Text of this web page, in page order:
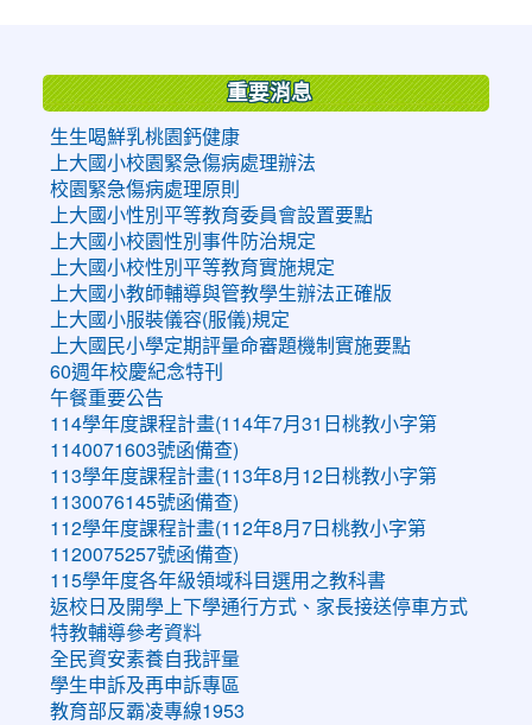
重要消息
生生喝鮮乳桃園鈣健康
上大國小校園緊急傷病處理辦法
校園緊急傷病處理原則
上大國小性別平等教育委員會設置要點
上大國小校園性別事件防治規定
上大國小校性別平等教育實施規定
上大國小教師輔導與管教學生辦法正確版
上大國小服裝儀容(服儀)規定
上大國民小學定期評量命審題機制實施要點
60週年校慶紀念特刊
午餐重要公告
114學年度課程計畫(114年7月31日桃教小字第
1140071603號函備查)
113學年度課程計畫(113年8月12日桃教小字第
1130076145號函備查)
112學年度課程計畫(112年8月7日桃教小字第
1120075257號函備查)
115學年度各年級領域科目選用之教科書
返校日及開學上下學通行方式、家長接送停車方式
特教輔導參考資料
全民資安素養自我評量
學生申訴及再申訴專區
教育部反霸凌專線1953